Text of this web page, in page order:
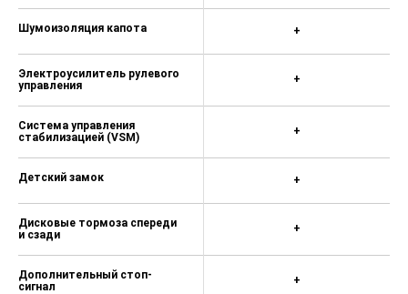
Шумоизоляция капота
Электроусилитель рулевого
управления
Система управления
стабилизацией (VSM)
Детский замок
Дисковые тормоза спереди
и сзади
Дополнительный стоп-
сигнал
+
+
+
+
+
+